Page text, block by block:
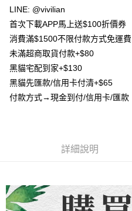
台新國際商業銀行
台灣樂天信用卡公司
Google Pay
大哥付你分期
相關說明
【大哥付你分期使用說明】
2.付款方式選擇「大哥付你分期」，
流程，驗證手機門號後，選擇欲分期
法說明評估內容。
2.透過簡訊連結打開帳單後，可選擇
帳／街口支付／iPASS MONEY」等
AFTEE先享後付
相關說明
【關於「AFTEE先享後付」】
２．便利：只要手機號碼，簡訊認證
３．安心：先確認商品／服務後，再付
１．於結帳方式選擇「AFTEE先享
結帳頁面，進行簡訊認證並確認金額
２．訂單成立數日內，您將收到繳費
每筆NT$80，滿NT$1,500(含以
LINE: @vivilian
首次下載APP馬上送$100折價券
消費滿$1500不限付款方式免運費
未滿超商取貨付款+$80
黑貓宅配到家+$130
黑貓先匯款/信用卡付清+$65
付款方式→現金到付/信用卡/匯款
詳細說明